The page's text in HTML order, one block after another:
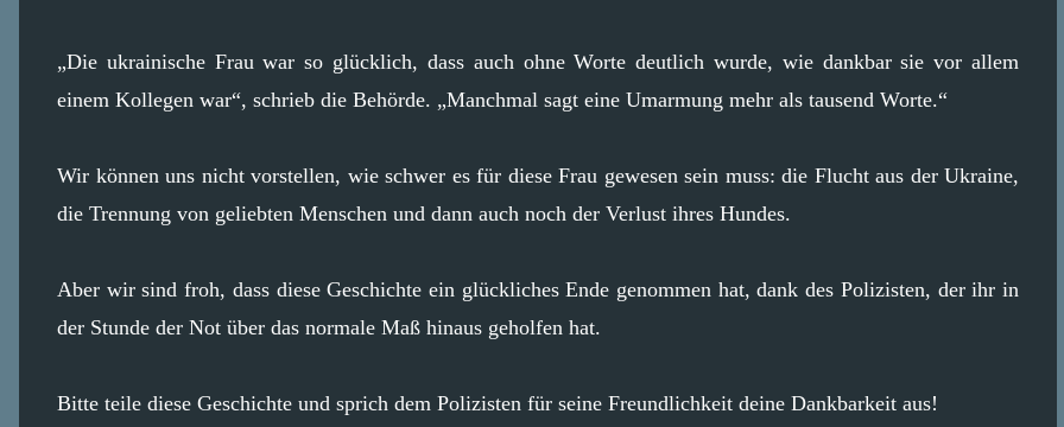
„Die ukrainische Frau war so glücklich, dass auch ohne Worte deutlich wurde, wie dankbar sie vor allem
einem Kollegen war“, schrieb die Behörde. „Manchmal sagt eine Umarmung mehr als tausend Worte.“
Wir können uns nicht vorstellen, wie schwer es für diese Frau gewesen sein muss: die Flucht aus der Ukraine,
die Trennung von geliebten Menschen und dann auch noch der Verlust ihres Hundes.
Aber wir sind froh, dass diese Geschichte ein glückliches Ende genommen hat, dank des Polizisten, der ihr in
der Stunde der Not über das normale Maß hinaus geholfen hat.
Bitte teile diese Geschichte und sprich dem Polizisten für seine Freundlichkeit deine Dankbarkeit aus!